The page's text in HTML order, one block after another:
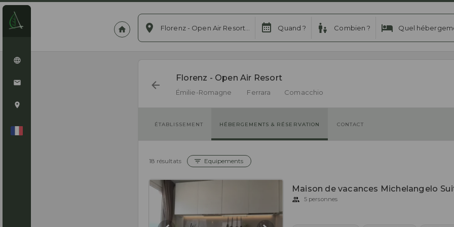
Florenz - Open Air Resort... Quand ? Combien ? Quel
Florenz - Open Air Resort
Émilie-Romagne Ferrara Comacchio
ÉTABLISSEMENT HÉBERGEMENTS & RÉSERVATION CONTACT
18 résultats Equipements
Maison de vacances Michelangelo
5 personnes